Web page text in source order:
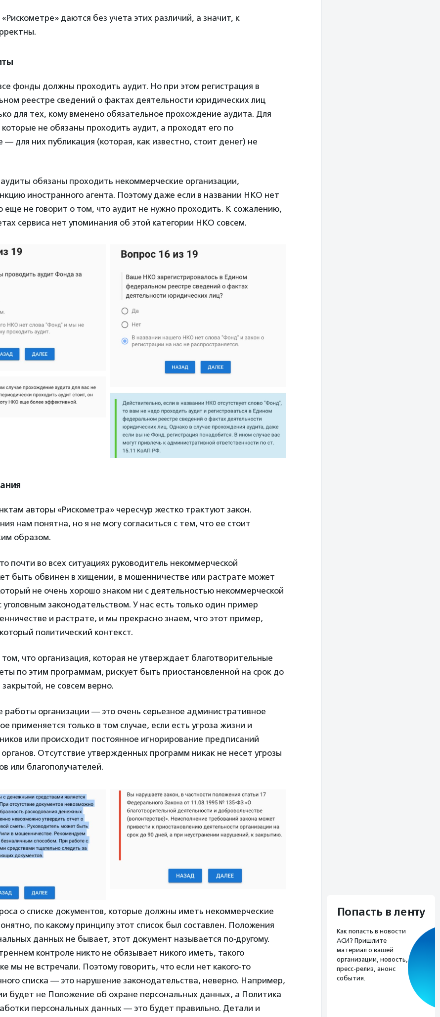
даются без учета этих различий, а значит, к
фонды должны проходить аудит. Но при этом регистрация в
реестре сведений о фактах деятельности юридических лиц
для тех, кому вменено обязательное прохождение аудита. Для
которые не обязаны проходить аудит, а проходят его по
— для них публикация (которая, как известно, стоит денег) не
обязаны проходить некоммерческие организации,
иностранного агента. Поэтому даже если в названии НКО нет
еще не говорит о том, что аудит не нужно проходить. К сожалению,
сервиса нет упоминания об этой категории НКО совсем.
авторы «Рискометра» чересчур жестко трактуют закон.
нам понятна, но я не могу согласиться с тем, что ее стоит
образом.
почти во всех ситуациях руководитель некоммерческой
быть обвинен в хищении, в мошенничестве или растрате может
не очень хорошо знаком ни с деятельностью некоммерческой
уголовным законодательством. У нас есть только один пример
и растрате, и мы прекрасно знаем, что этот пример,
политический контекст.
том, что организация, которая не утверждает благотворительные
по этим программам, рискует быть приостановленной на срок до
не совсем верно.
работы организации — это очень серьезное административное
применяется только в том случае, если есть угроза жизни и
или происходит постоянное игнорирование предписаний
Отсутствие утвержденных программ никак не несет угрозы
или благополучателей.
о списке документов, которые должны иметь некоммерческие
по какому принципу этот список был составлен. Положения
данных не бывает, этот документ называется по-другому.
контроле никто не обязывает никого иметь, такого
мы не встречали. Поэтому говорить, что если нет какого-то
списка — это нарушение законодательства, неверно. Например,
будет не Положение об охране персональных данных, а Политика
персональных данных — это будет правильно. Детали и
Попасть в ленту
Как попасть в новости
АСИ? Пришлите
материал о вашей
организации, новость,
пресс-релиз, анонс
события.